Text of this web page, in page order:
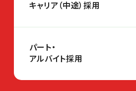
キャリア（中途）採用
パート・
アルバイト採用